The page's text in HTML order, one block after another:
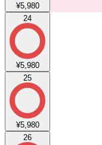
¥5,980
24
¥5,980
25
¥5,980
26